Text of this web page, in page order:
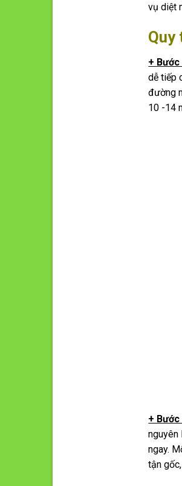
vụ diệt
Quy
+
dễ tiếp
đường
10 -14
+ Bước
nguyên
ngay.
tận